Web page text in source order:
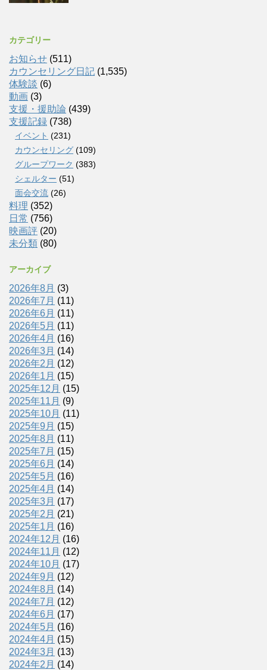
カテゴリー
お知らせ (511)
カウンセリング日記 (1,535)
体験談 (6)
動画 (3)
支援・援助論 (439)
支援記録 (738)
イベント (231)
カウンセリング (109)
グループワーク (383)
シェルター (51)
面会交流 (26)
料理 (352)
日常 (756)
映画評 (20)
未分類 (80)
アーカイブ
2026年8月 (3)
2026年7月 (11)
2026年6月 (11)
2026年5月 (11)
2026年4月 (16)
2026年3月 (14)
2026年2月 (12)
2026年1月 (15)
2025年12月 (15)
2025年11月 (9)
2025年10月 (11)
2025年9月 (15)
2025年8月 (11)
2025年7月 (15)
2025年6月 (14)
2025年5月 (16)
2025年4月 (14)
2025年3月 (17)
2025年2月 (21)
2025年1月 (16)
2024年12月 (16)
2024年11月 (12)
2024年10月 (17)
2024年9月 (12)
2024年8月 (14)
2024年7月 (12)
2024年6月 (17)
2024年5月 (16)
2024年4月 (15)
2024年3月 (13)
2024年2月 (14)